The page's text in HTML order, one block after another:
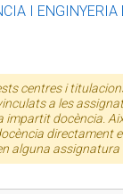
I ENGINYERIA
centres i
a les
impartit docència.
directament
alguna assignatura